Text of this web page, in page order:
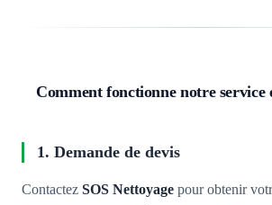
Comment fonctionne notre service
1. Demande de devis
Contactez SOS Nettoyage pour obtenir